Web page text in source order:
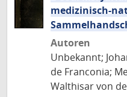
medizinisch-
Autoren
Unbekannt;
de Franconia;
Walthisar von